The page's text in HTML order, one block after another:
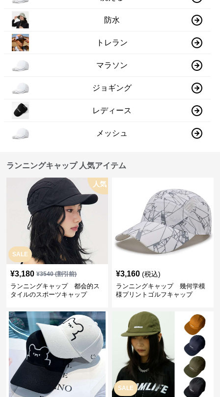
防水
トレラン
マラソン
ジョギング
レディース
メッシュ
ランニングキャップ 人気アイテム
SALE
人気
¥3,180 ¥3540(割引前)
ランニングキャップ 都会的ス
タイルのスポーツキャップ
¥3,160 (税込)
ランニングキャップ 幾何学模
様プリントゴルフキャップ
SALE